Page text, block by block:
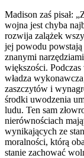
Madison zaś pisał:
wojna jest chyba
rozwija zalążek
jej powodu powstają
znanymi
większości.
władza
zaszczytów i
środki uwodzenia
ludu. Ten sam
nierównościach
wynikających ze
moralności, którą
stanie zachować